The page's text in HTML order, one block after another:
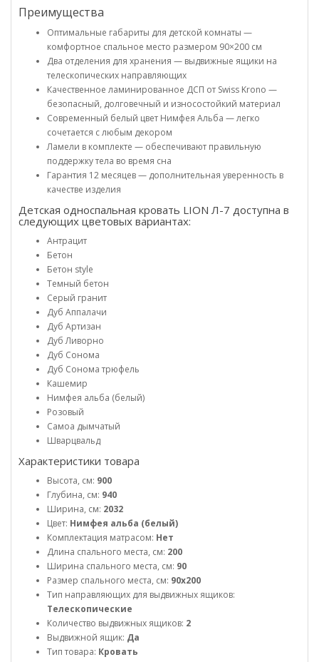
Преимущества
Оптимальные габариты для детской комнаты —
комфортное спальное место размером 90×200 см
Два отделения для хранения — выдвижные ящики на
телескопических направляющих
Качественное ламинированное ДСП от Swiss Krono —
безопасный, долговечный и износостойкий материал
Современный белый цвет Нимфея Альба — легко
сочетается с любым декором
Ламели в комплекте — обеспечивают правильную
поддержку тела во время сна
Гарантия 12 месяцев — дополнительная уверенность в
качестве изделия
Детская односпальная кровать LION Л-7 доступна в
следующих цветовых вариантах:
Антрацит
Бетон
Бетон style
Темный бетон
Серый гранит
Дуб Аппалачи
Дуб Артизан
Дуб Ливорно
Дуб Сонома
Дуб Сонома трюфель
Кашемир
Нимфея альба (белый)
Розовый
Самоа дымчатый
Шварцвальд
Характеристики товара
Высота, см: 900
Глубина, см: 940
Ширина, см: 2032
Цвет: Нимфея альба (белый)
Комплектация матрасом: Нет
Длина спального места, см: 200
Ширина спального места, см: 90
Размер спального места, см: 90x200
Тип направляющих для выдвижных ящиков:
Телескопические
Количество выдвижных ящиков: 2
Выдвижной ящик: Да
Тип товара: Кровать